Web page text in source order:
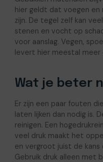
hier geldt dat voegen en
zijn. De tegel zelf kan
stenen en vocht op
voor aanslag. Vegen,
levert hier meestal meer
Wat je beter
Er zijn een paar fouten
laten lijken dan nodig is.
reinigen. Een
veel druk maakt het
en vergroot juist de
Gebruik druk alleen met